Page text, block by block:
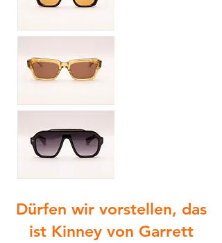
Dürfen wir vorstellen, das
ist Kinney von Garrett